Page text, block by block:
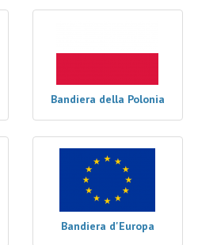
Bandiera della Polonia
Bandiera d'Europa